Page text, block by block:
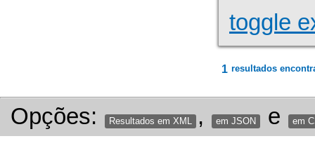
toggle
1 resultados
Opções: Resultados em XML , em JSON e em